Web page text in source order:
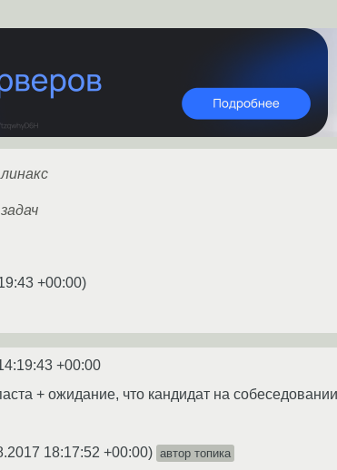
+00:00)
+00:00
+ ожидание, что кандидат на
18:17:52 +00:00) автор топика